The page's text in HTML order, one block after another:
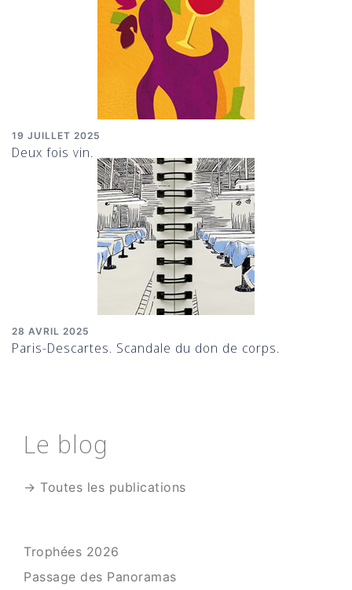
19 JUILLET 2025
Deux fois vin.
28 AVRIL 2025
Paris-Descartes. Scandale du don de corps.
Le blog
→ Toutes les publications
Trophées 2026
Passage des Panoramas